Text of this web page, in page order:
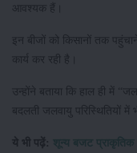
आवश्यक हैं।
इन बीजों को किसानों तक
कार्य कर रही है।
उन्होंने बताया कि हाल ही में
बदलती जलवायु परिस्थितियों में
ये भी पढ़ें: शून्य बजट प्राकृतिक